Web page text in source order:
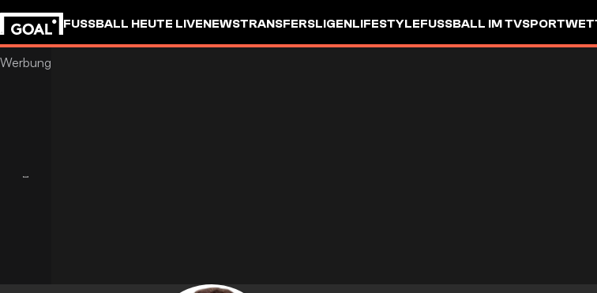
FUSSBALL HEUTE LIVENEWSTRANSFERSLIGENLIFESTYLEFUSSBALL IM TV